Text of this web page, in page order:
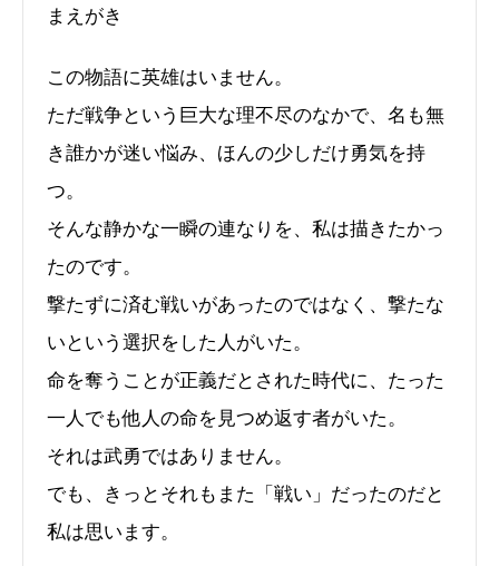
まえがき
この物語に英雄はいません。
ただ戦争という巨大な理不尽のなかで、名も無
き誰かが迷い悩み、ほんの少しだけ勇気を持
つ。
そんな静かな一瞬の連なりを、私は描きたかっ
たのです。
撃たずに済む戦いがあったのではなく、撃たな
いという選択をした人がいた。
命を奪うことが正義だとされた時代に、たった
一人でも他人の命を見つめ返す者がいた。
それは武勇ではありません。
でも、きっとそれもまた「戦い」だったのだと
私は思います。